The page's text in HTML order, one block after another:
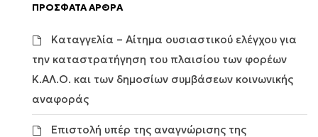
ΠΡΟΣΦΑΤΑ ΑΡΘΡΑ
Καταγγελία – Αίτημα ουσιαστικού ελέγχου για
την καταστρατήγηση του πλαισίου των φορέων
Κ.ΑΛ.Ο. και των δημοσίων συμβάσεων κοινωνικής
αναφοράς
Επιστολή υπέρ της αναγνώρισης της